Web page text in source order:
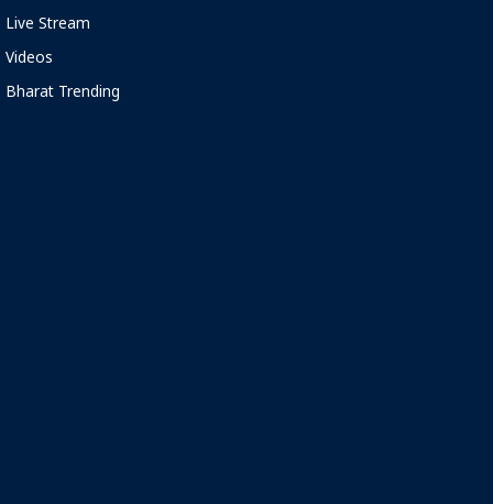
Live Stream
Videos
Bharat Trending